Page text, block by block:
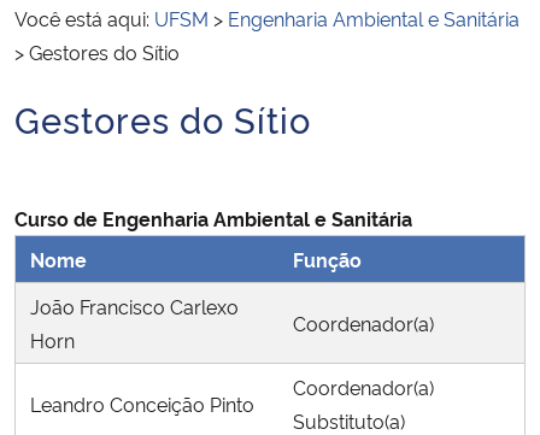
Ministério das Relações Exteriores
Ministério da Infraestrutura
Ministério da Educação
Ministério da Cidadania
Ministério da Saúde
Você está aqui: UFSM > Engenharia Ambiental e Sanitária
>Gestores do Sítio
Início do conteúdo
Gestores do Sítio
Curso de Engenharia Ambiental e Sanitária
Nome
Função
João Francisco Carlexo
Horn
Coordenador(a)
Leandro Conceição Pinto
Coordenador(a)
Substituto(a)